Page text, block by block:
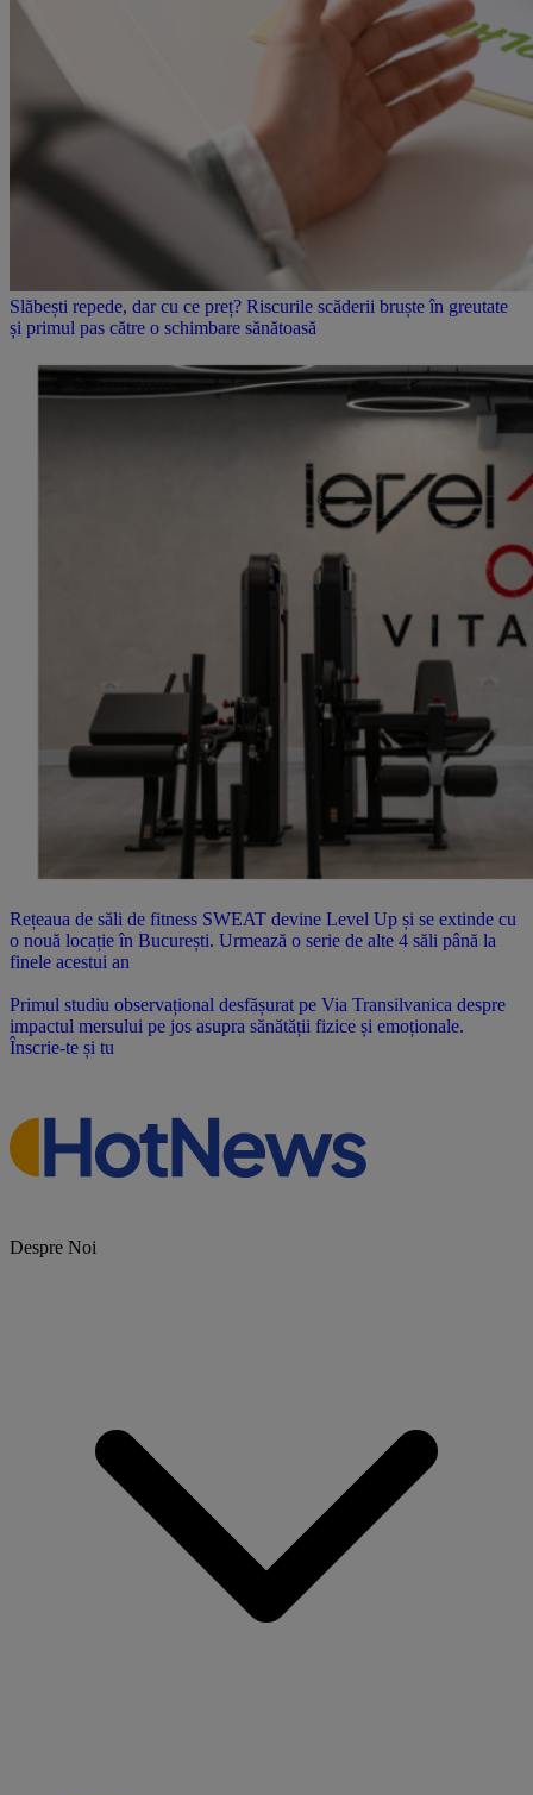
Slăbești repede, dar cu ce preț? Riscurile scăderii bruște în greutate
și primul pas către o schimbare sănătoasă
Rețeaua de săli de fitness SWEAT devine Level Up și se extinde cu
o nouă locație în București. Urmează o serie de alte 4 săli până la
finele acestui an
Primul studiu observațional desfășurat pe Via Transilvanica despre
impactul mersului pe jos asupra sănătății fizice și emoționale.
Înscrie-te și tu
Despre Noi